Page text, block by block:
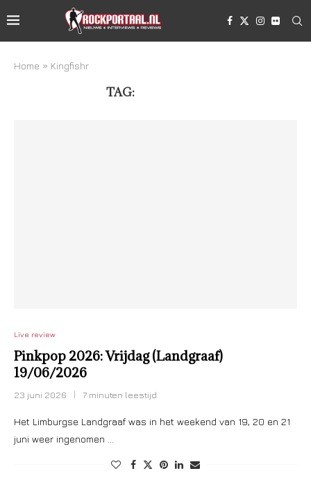
Home » Kingfishr
TAG:
Live review
Pinkpop 2026: Vrijdag (Landgraaf)
19/06/2026
23 juni 2026 7 minuten leestijd
Het Limburgse Landgraaf was in het weekend van 19, 20 en 21
juni weer ingenomen …